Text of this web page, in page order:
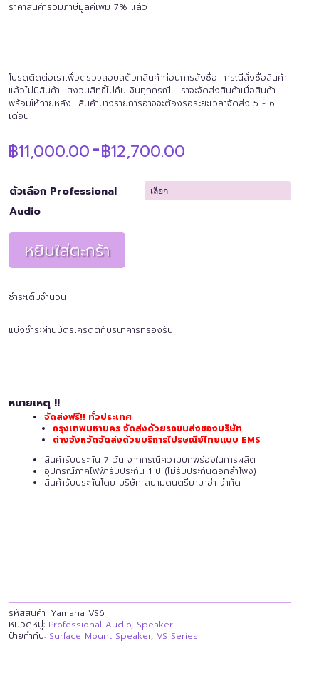
ราคาสินค้ารวมภาษีมูลค่เพิ่ม 7% แล้ว
โปรดติดต่อเราเพื่อตรวจสอบสต็อกสินค้าก่อนการสั่งซื้อ กรณีสั่งซื้อสินค้า
แล้วไม่มีสินค้า สงวนสิทธิ์ไม่คืนเงินทุกกรณี เราจะจัดส่งสินค้าเมื่อสินค้า
พร้อมให้ภายหลัง สินค้าบางรายการอาจจะต้องรอระยะเวลาจัดส่ง 5 - 6
เดือน
฿11,000.00–฿12,700.00
฿11,000.00
฿12,700.00
ตัวเลือก Professional
Audio
หยิบใส่ตะกร้า
ชำระเต็มจำนวน
แบ่งชำระผ่านบัตรเครดิตกับธนาคารที่รองรับ
หมายเหตุ !!
จัดส่งฟรี!! ทั่วประเทศ
กรุงเทพมหานคร จัดส่งด้วยรถขนส่งของบริษัท
ต่างจังหวัดจัดส่งด้วยบริการไปรษณีย์ไทยแบบ EMS
สินค้ารับประกัน 7 วัน จากกรณีความบกพร่องในการผลิต
อุปกรณ์ภาคไฟฟ้ารับประกัน 1 ปี (ไม่รับประกันดอกลำโพง)
สินค้ารับประกันโดย บริษัท สยามดนตรียามาฮ่า จำกัด
รหัสสินค้า: Yamaha VS6
หมวดหมู่: Professional Audio, Speaker
ป้ายกำกับ: Surface Mount Speaker, VS Series